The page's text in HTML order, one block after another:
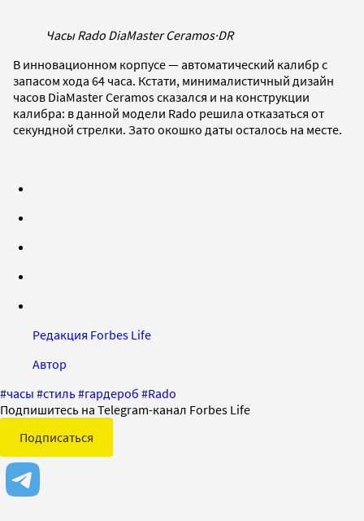
Часы Rado DiaMaster Ceramos·DR
В инновационном корпусе — автоматический калибр с
запасом хода 64 часа. Кстати, минималистичный дизайн
часов DiaMaster Ceramos сказался и на конструкции
калибра: в данной модели Rado решила отказаться от
секундной стрелки. Зато окошко даты осталось на месте.
Редакция Forbes Life
Автор
#часы #стиль#гардероб #Rado
Подпишитесь на Telegram-канал Forbes Life
Подписаться